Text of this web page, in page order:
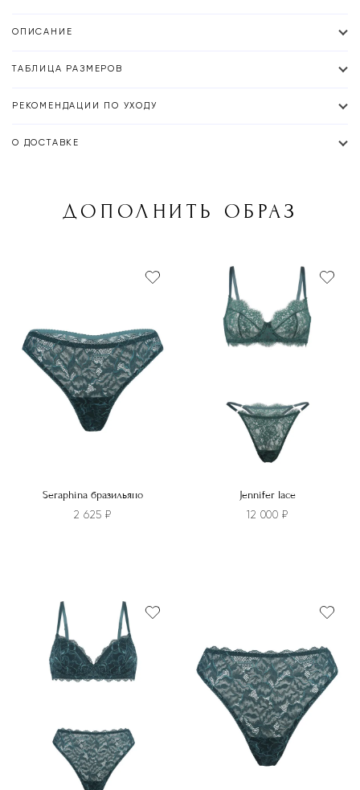
ОПИСАНИЕ
ТАБЛИЦА РАЗМЕРОВ
РЕКОМЕНДАЦИИ ПО УХОДУ
О ДОСТАВКЕ
ДОПОЛНИТЬ ОБРАЗ
Seraphina бразильяно
2 625₽
несколько
вариаций.
Опции
можно
выбрать
товара.
Jennifer lace
12 000 ₽
Опции
можно
выбрать
странице